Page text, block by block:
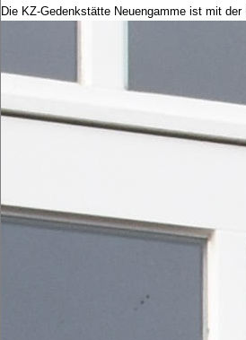
Die KZ-Gedenkstätte Neuengamme ist mit